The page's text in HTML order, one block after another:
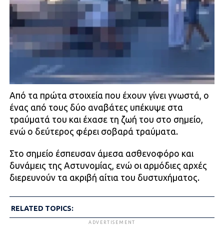
Από τα πρώτα στοιχεία που έχουν γίνει γνωστά, ο
ένας από τους δύο αναβάτες υπέκυψε στα
τραύματά του και έχασε τη ζωή του στο σημείο,
ενώ ο δεύτερος φέρει σοβαρά τραύματα.
Στο σημείο έσπευσαν άμεσα ασθενοφόρο και
δυνάμεις της Αστυνομίας, ενώ οι αρμόδιες αρχές
διερευνούν τα ακριβή αίτια του δυστυχήματος.
RELATED TOPICS:
ADVERTISEMENT